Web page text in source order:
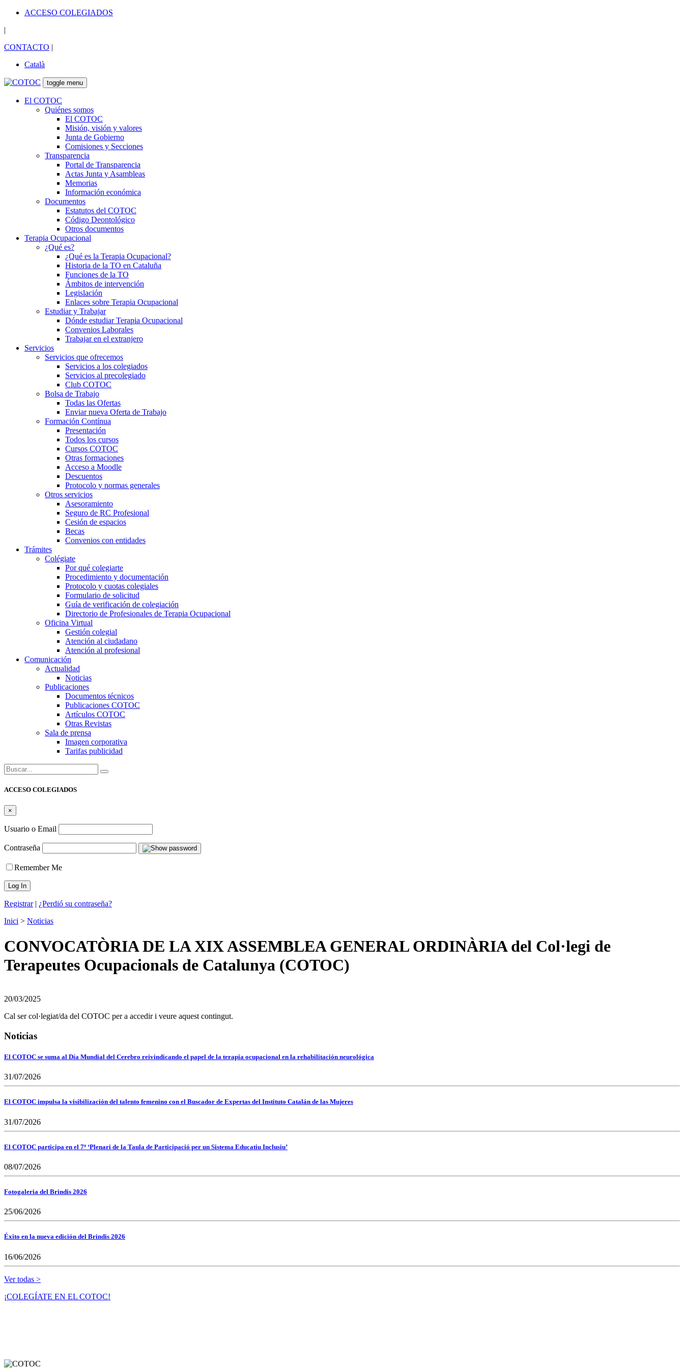
ACCESO COLEGIADOS
|
CONTACTO |
Català
toggle menu
El COTOC
Quiénes somos
El COTOC
Misión, visión y valores
Junta de Gobierno
Comisiones y Secciones
Transparencia
Portal de Transparencia
Actas Junta y Asambleas
Memorias
Información económica
Documentos
Estatutos del COTOC
Código Deontológico
Otros documentos
Terapia Ocupacional
¿Qué es?
¿Qué es la Terapia Ocupacional?
Historia de la TO en Cataluña
Funciones de la TO
Ámbitos de intervención
Legislación
Enlaces sobre Terapia Ocupacional
Estudiar y Trabajar
Dónde estudiar Terapia Ocupacional
Convenios Laborales
Trabajar en el extranjero
Servicios
Servicios que ofrecemos
Servicios a los colegiados
Servicios al precolegiado
Club COTOC
Bolsa de Trabajo
Todas las Ofertas
Enviar nueva Oferta de Trabajo
Formación Contínua
Presentación
Todos los cursos
Cursos COTOC
Otras formaciones
Acceso a Moodle
Descuentos
Protocolo y normas generales
Otros servicios
Asesoramiento
Seguro de RC Profesional
Cesión de espacios
Becas
Convenios con entidades
Trámites
Colégiate
Por qué colegiarte
Procedimiento y documentación
Protocolo y cuotas colegiales
Formulario de solicitud
Guía de verificación de colegiación
Directorio de Profesionales de Terapia Ocupacional
Oficina Virtual
Gestión colegial
Atención al ciudadano
Atención al profesional
Comunicación
Actualidad
Noticias
Publicaciones
Documentos técnicos
Publicaciones COTOC
Artículos COTOC
Otras Revistas
Sala de prensa
Imagen corporativa
Tarifas publicidad
Buscar:
ACCESO COLEGIADOS
×
Usuario o Email
Contraseña
Remember Me
Registrar| ¿Perdió su contraseña?
Inici > Noticias
CONVOCATÒRIA DE LA XIX ASSEMBLEA GENERAL ORDINÀRIA del Col·legi de
Terapeutes Ocupacionals de Catalunya (COTOC)
20/03/2025
Cal ser col·legiat/da del COTOC per a accedir i veure aquest contingut.
Noticias
El COTOC se suma al Día Mundial del Cerebro reivindicando el papel de la terapia ocupacional en la rehabilitación neurológica
31/07/2026
El COTOC impulsa la visibilización del talento femenino con el Buscador de Expertas del Instituto Catalán de las Mujeres
31/07/2026
El COTOC participa en el 7º ‘Plenari de la Taula de Participació per un Sistema Educatiu Inclusiu’
08/07/2026
Fotogaleria del Brindis 2026
25/06/2026
Éxito en la nueva edición del Brindis 2026
16/06/2026
Ver todas >
¡COLEGÍATE EN EL COTOC!